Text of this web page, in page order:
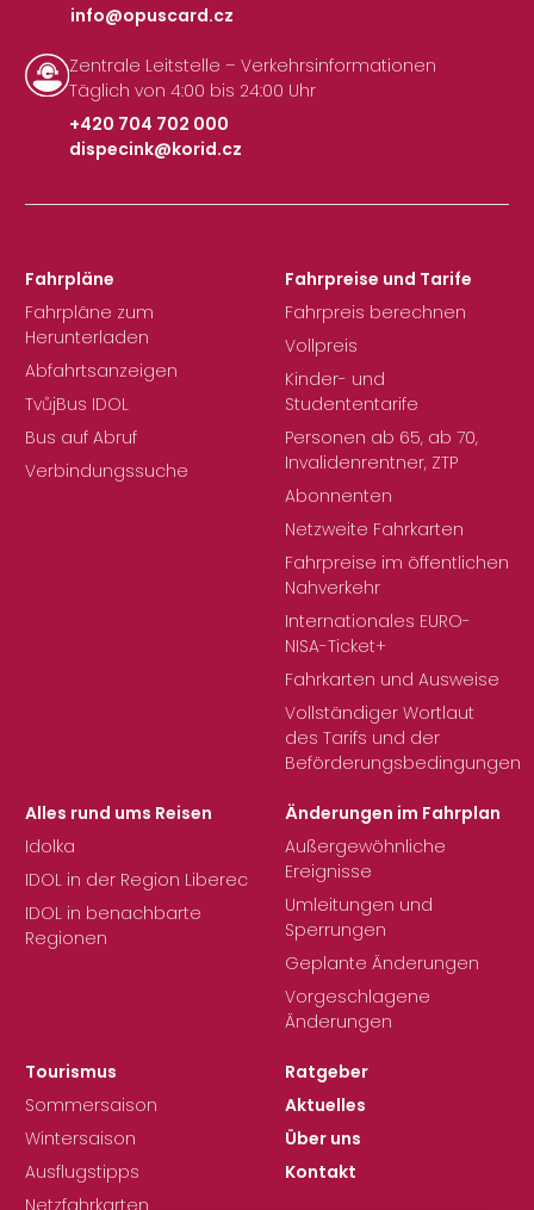
|
info@opuscard.cz
Zentrale Leitstelle – Verkehrsinformationen
Täglich von 4:00 bis 24:00 Uhr
+420 704 702 000
|
dispecink@korid.cz
Fahrpläne
Fahrpläne zum
Herunterladen
Abfahrtsanzeigen
TvůjBus IDOL
Bus auf Abruf
Verbindungssuche
Fahrpreise und Tarife
Fahrpreis berechnen
Vollpreis
Kinder- und
Studententarife
Personen ab 65, ab 70,
Invalidenrentner, ZTP
Abonnenten
Netzweite Fahrkarten
Fahrpreise im öffentlichen
Nahverkehr
Internationales EURO-
NISA-Ticket+
Fahrkarten und Ausweise
Vollständiger Wortlaut
des Tarifs und der
Beförderungsbedingungen
Alles rund ums Reisen
Idolka
IDOL in der Region Liberec
IDOL in benachbarte
Regionen
Änderungen im Fahrplan
Außergewöhnliche
Ereignisse
Umleitungen und
Sperrungen
Geplante Änderungen
Vorgeschlagene
Änderungen
Tourismus
Sommersaison
Wintersaison
Ausflugstipps
Ratgeber
Aktuelles
Über uns
Kontakt